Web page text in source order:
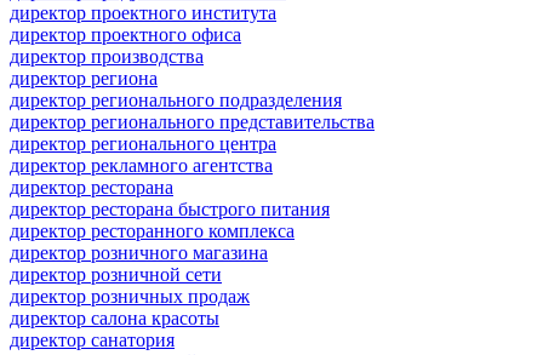
директор проектного института
директор проектного офиса
директор производства
директор региона
директор регионального подразделения
директор регионального представительства
директор регионального центра
директор рекламного агентства
директор ресторана
директор ресторана быстрого питания
директор ресторанного комплекса
директор розничного магазина
директор розничной сети
директор розничных продаж
директор салона красоты
директор санатория